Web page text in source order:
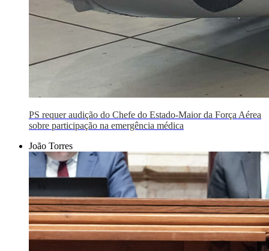
PS requer audição do Chefe do Estado-Maior da Força Aérea
sobre participação na emergência médica
João Torres